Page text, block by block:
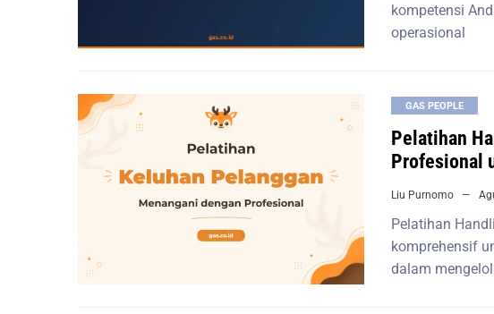
kompetensi
operasional
GAS PEOPLE
Pelatihan
Profesional
Liu Purnomo
Pelatihan
komprehensif
dalam